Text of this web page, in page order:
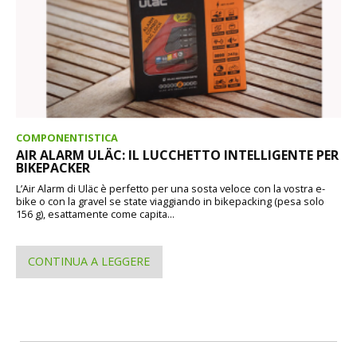
COMPONENTISTICA
AIR ALARM ULÄC: IL LUCCHETTO INTELLIGENTE PER
BIKEPACKER
L’Air Alarm di Uläc è perfetto per una sosta veloce con la vostra e-
bike o con la gravel se state viaggiando in bikepacking (pesa solo
156 g), esattamente come capita...
CONTINUA A LEGGERE